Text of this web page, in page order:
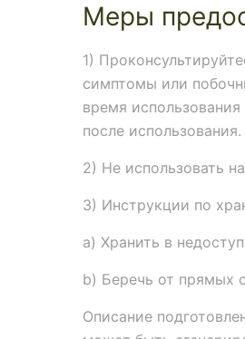
Меры
1)
симптомы или
время
после использования.
2) Не использовать
3) Инструкции по
a) Хранить в
b) Беречь от прямых
Описание